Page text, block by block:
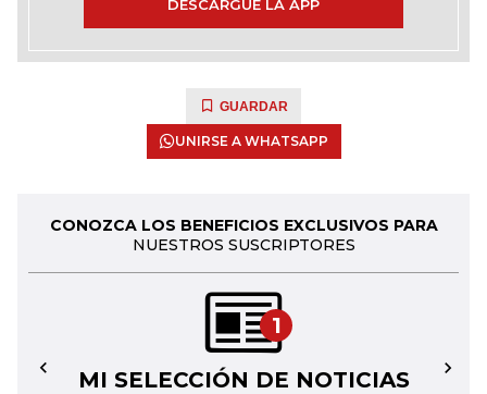
DESCARGUE LA APP
GUARDAR
UNIRSE A WHATSAPP
CONOZCA LOS BENEFICIOS EXCLUSIVOS PARA
NUESTROS SUSCRIPTORES
1
MI SELECCIÓN DE NOTICIAS
← →